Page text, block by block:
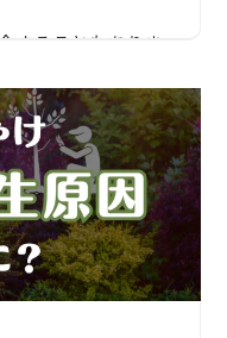
することもありま
、農作物に深刻な被
成長を妨げたり、見
殿場市、裾野市、
、三島市、沼津
と、外構工事やエク
で行っております。